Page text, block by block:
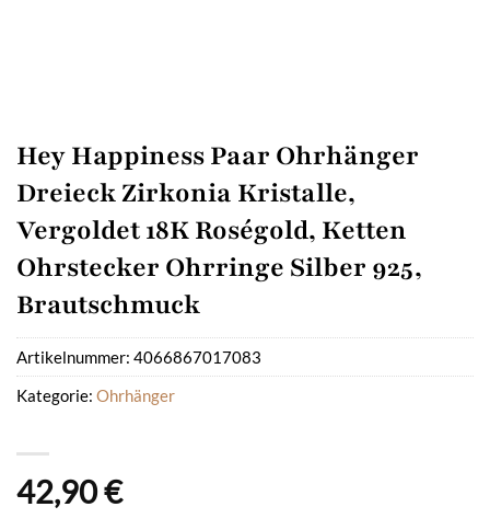
Hey Happiness Paar Ohrhänger
Dreieck Zirkonia Kristalle,
Vergoldet 18K Roségold, Ketten
Ohrstecker Ohrringe Silber 925,
Brautschmuck
42,90€
Artikelnummer: 4066867017083
Kategorie: Ohrhänger